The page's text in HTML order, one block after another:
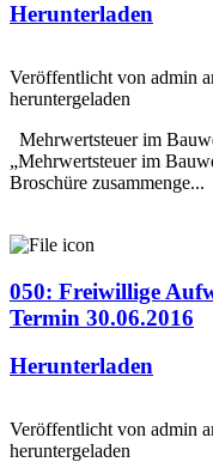
Herunterladen
Veröffentlicht von admin
heruntergeladen
Mehrwertsteuer im
„Mehrwertsteuer im
Broschüre zusammenge...
050: Freiwillige
Termin 30.06.2016
Herunterladen
Veröffentlicht von admin
heruntergeladen